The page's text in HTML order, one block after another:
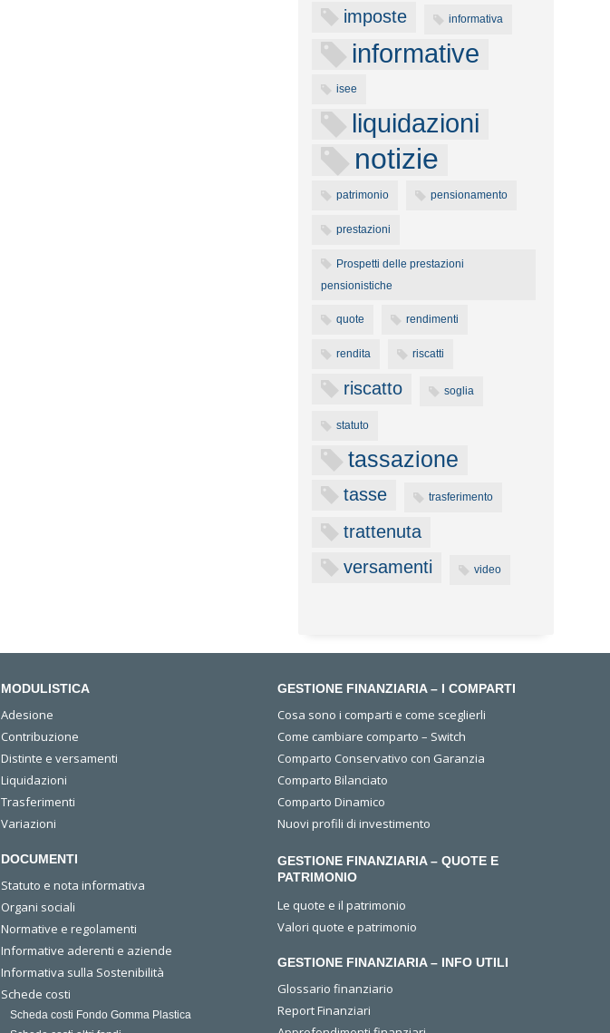
imposte
informativa
informative
isee
liquidazioni
notizie
patrimonio pensionamento
prestazioni
Prospetti delle prestazioni
pensionistiche
quote rendimenti
rendita riscatti
riscatto soglia
statuto
tassazione
tasse trasferimento
trattenuta
versamenti
video
MODULISTICA
Adesione
Contribuzione
Distinte e versamenti
Liquidazioni
Trasferimenti
Variazioni
DOCUMENTI
Statuto e nota informativa
Organi sociali
Normative e regolamenti
Informative aderenti e aziende
Informativa sulla Sostenibilità
Schede costi
Scheda costi Fondo Gomma Plastica
GESTIONE FINANZIARIA – I COMPARTI
Cosa sono i comparti e come sceglierli
Come cambiare comparto – Switch
Comparto Conservativo con Garanzia
Comparto Bilanciato
Comparto Dinamico
Nuovi profili di investimento
GESTIONE FINANZIARIA – QUOTE E
PATRIMONIO
Le quote e il patrimonio
Valori quote e patrimonio
GESTIONE FINANZIARIA – INFO UTILI
Glossario finanziario
Report Finanziari